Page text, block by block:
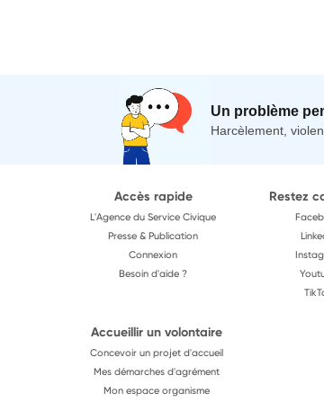
Un problème
Harcèlement,
Accès rapide
L'Agence du Service Civique
Presse & Publication
Connexion
Besoin d'aide ?
Restez
Accueillir un volontaire
Concevoir un projet d'accueil
Mes démarches d'agrément
Mon espace organisme